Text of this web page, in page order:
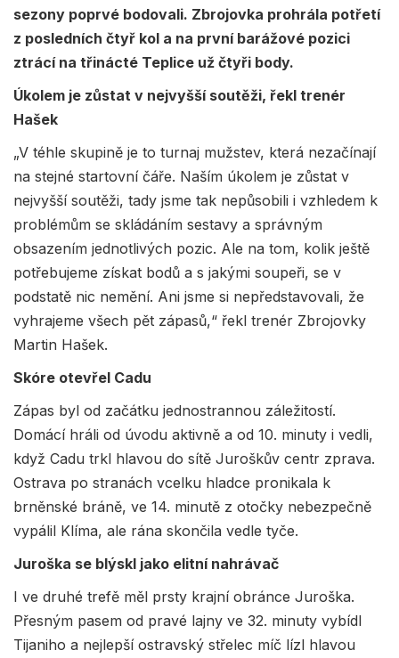
sezony poprvé bodovali. Zbrojovka prohrála potřetí
z posledních čtyř kol a na první barážové pozici
ztrácí na třinácté Teplice už čtyři body.
Úkolem je zůstat v nejvyšší soutěži, řekl trenér
Hašek
„V téhle skupině je to turnaj mužstev, která nezačínají
na stejné startovní čáře. Naším úkolem je zůstat v
nejvyšší soutěži, tady jsme tak nepůsobili i vzhledem k
problémům se skládáním sestavy a správným
obsazením jednotlivých pozic. Ale na tom, kolik ještě
potřebujeme získat bodů a s jakými soupeři, se v
podstatě nic nemění. Ani jsme si nepředstavovali, že
vyhrajeme všech pět zápasů,“ řekl trenér Zbrojovky
Martin Hašek.
Skóre otevřel Cadu
Zápas byl od začátku jednostrannou záležitostí.
Domácí hráli od úvodu aktivně a od 10. minuty i vedli,
když Cadu trkl hlavou do sítě Juroškův centr zprava.
Ostrava po stranách vcelku hladce pronikala k
brněnské bráně, ve 14. minutě z otočky nebezpečně
vypálil Klíma, ale rána skončila vedle tyče.
Juroška se blýskl jako elitní nahrávač
I ve druhé trefě měl prsty krajní obránce Juroška.
Přesným pasem od pravé lajny ve 32. minuty vybídl
Tijaniho a nejlepší ostravský střelec míč lízl hlavou